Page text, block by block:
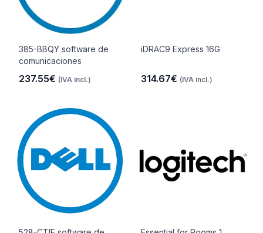
385-BBQY software de
comunicaciones
237.55€ (IVA incl.)
iDRAC9 Express 16G
314.67€ (IVA incl.)